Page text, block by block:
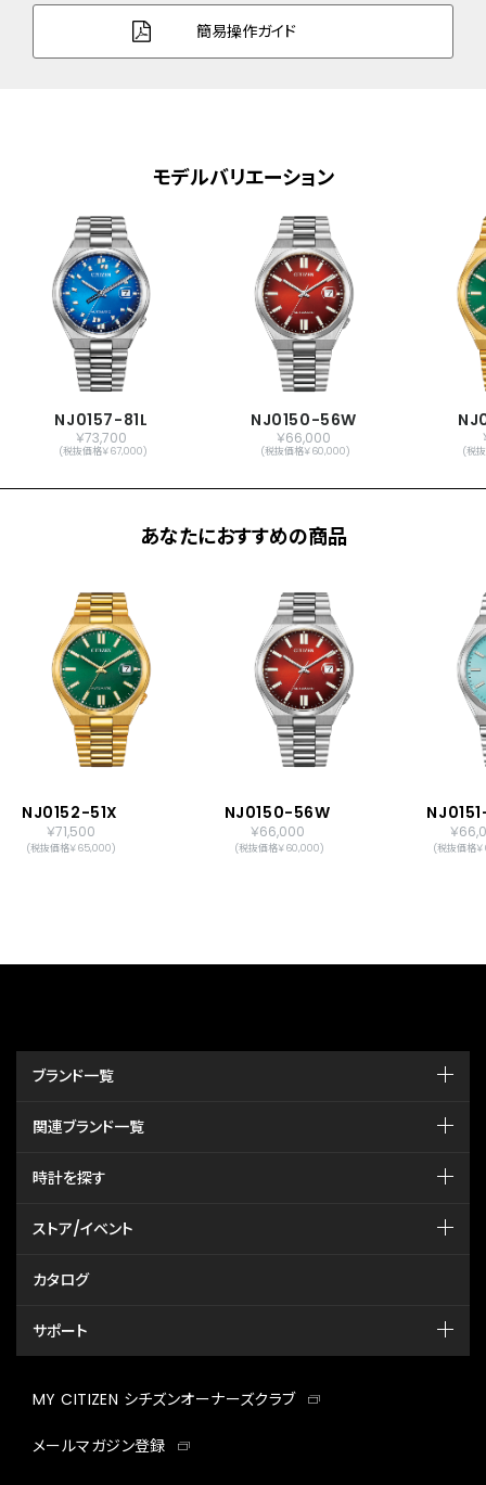
サファイアガラス
シースルーバック
秒針停止機能
振動数：21,600回／時
石数：21石
日付表示
日付早修正機能
メーカー保証
国際保証3年間(購入後1年以内にMY
CITIZENご登録で国内保証5年間)
簡易操作ガイド
モデルバリエーション
NJ0157-81L
￥73,700
(税抜価格￥67,000)
NJ0150-56W
￥66,000
(税抜価格￥60,000) (税
あなたにおすすめの商品
NJ0152-51X
￥71,500
(税抜価格￥65,000)
NJ0150-56W
￥66,000
(税抜価格￥60,000)
￥
(税抜価格
ブランド一覧
関連ブランド一覧
時計を探す
ストア/イベント
カタログ
サポート
MY CITIZEN シチズンオーナーズクラブ
メールマガジン登録